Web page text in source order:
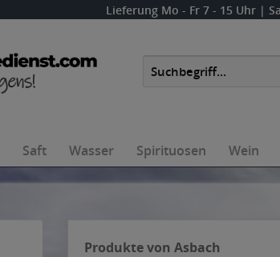
Lieferung Mo - Fr 7 - 15 Uhr |
Saft Wasser Spirituosen Wein
Produkte von Asbach